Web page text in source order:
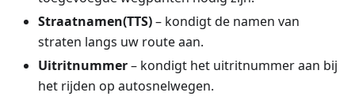
Straatnamen(TTS)– kondigt de namen van
straten langs uw route aan.
Uitritnummer– kondigt het uitritnummer aan bij
het rijden op autosnelwegen.